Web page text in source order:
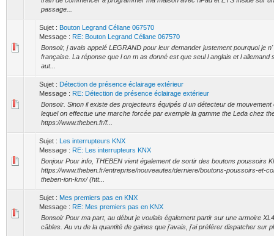
passage...
Sujet : Bouton Legrand Céliane 067570
Message : RE: Bouton Legrand Céliane 067570
Bonsoir, j avais appelé LEGRAND pour leur demander justement pourquoi je
française. La réponse que l on m as donné est que seul l anglais et l allemand
aut...
Sujet : Détection de présence éclairage extérieur
Message : RE: Détection de présence éclairage extérieur
Bonsoir. Sinon il existe des projecteurs équipés d un détecteur de
lequel on effectue une marche forcée par exemple la gamme the Leda chez
https://www.theben.fr/f...
Sujet : Les interrupteurs KNX
Message : RE: Les interrupteurs KNX
Bonjour Pour info, THEBEN vient également de sortir des boutons poussoirs
https://www.theben.fr/entreprise/nouveautes/derniere/boutons-poussoirs-et-
theben-ion-knx/ (htt...
Sujet : Mes premiers pas en KNX
Message : RE: Mes premiers pas en KNX
Bonsoir Pour ma part, au début je voulais également partir sur une armoire
câbles. Au vu de la quantité de gaines que j'avais, j'ai préférer dispatcher sur